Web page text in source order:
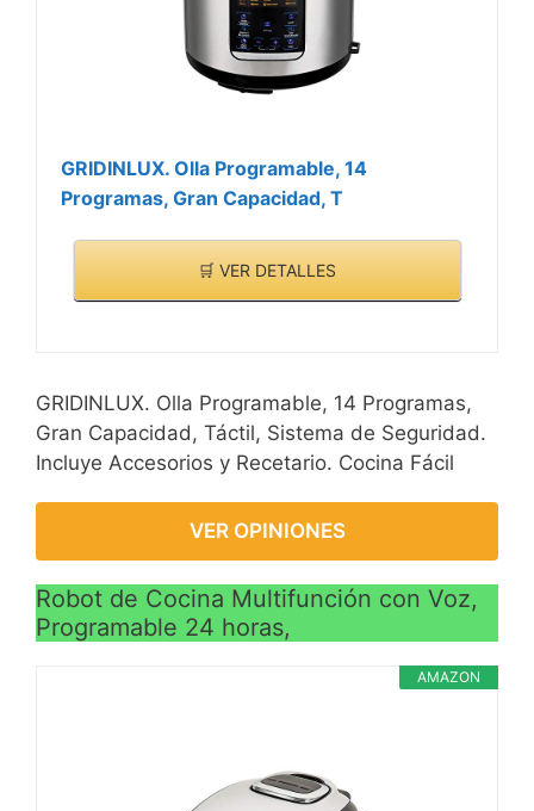
GRIDINLUX. Olla Programable, 14
Programas, Gran Capacidad, T
🛒 VER DETALLES
GRIDINLUX. Olla Programable, 14 Programas,
Gran Capacidad, Táctil, Sistema de Seguridad.
Incluye Accesorios y Recetario. Cocina Fácil
VER OPINIONES
Robot de Cocina Multifunción con Voz,
Programable 24 horas,
AMAZON